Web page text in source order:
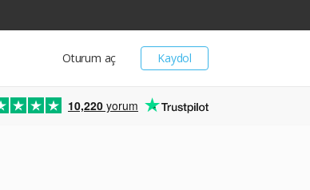
Kaydol
Oturum aç
10,220 yorum